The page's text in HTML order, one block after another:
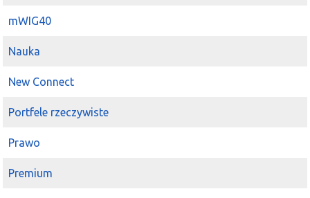
mWIG40
Nauka
New Connect
Portfele rzeczywiste
Prawo
Premium